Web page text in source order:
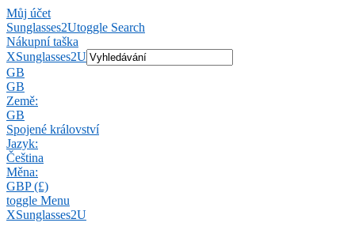
Můj účet
Sunglasses2Utoggle Search
Nákupní taška
XSunglasses2U
GB
GB
Země:
GB
Spojené království
Jazyk:
Čeština
Měna:
GBP (£)
toggle Menu
XSunglasses2U